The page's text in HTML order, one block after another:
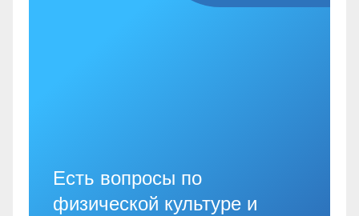
Есть вопросы по
физической культуре и